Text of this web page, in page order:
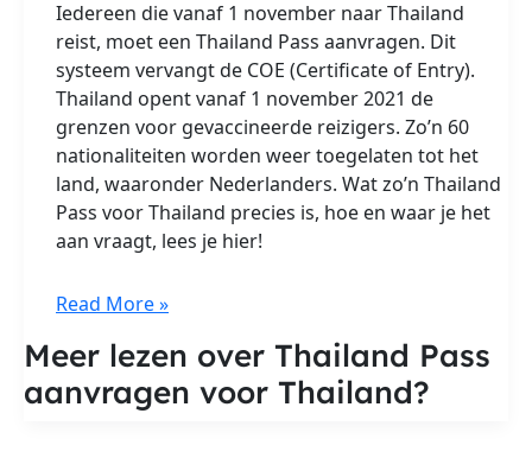
Iedereen die vanaf 1 november naar Thailand
reist, moet een Thailand Pass aanvragen. Dit
systeem vervangt de COE (Certificate of Entry).
Thailand opent vanaf 1 november 2021 de
grenzen voor gevaccineerde reizigers. Zo’n 60
nationaliteiten worden weer toegelaten tot het
land, waaronder Nederlanders. Wat zo’n Thailand
Pass voor Thailand precies is, hoe en waar je het
aan vraagt, lees je hier!
Thailand
aanvragen
voor
Read More »
Meer lezen over Thailand Pass
aanvragen voor Thailand?